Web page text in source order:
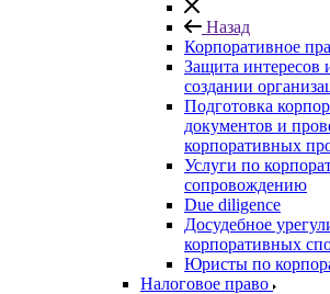
Назад
Корпоративное
Защита интересов
создании
Подготовка
документов и
корпоративных
Услуги по
сопровождению
Due diligence
Досудебное
корпоративных
Юристы по
Налоговое право